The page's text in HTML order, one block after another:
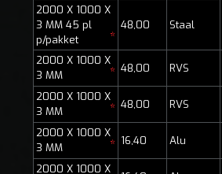
2000 X 1000 X
3 MM 45 pl
p/pakket
*
48,00 Staal
2000 X 1000 X
3 MM
* 48,00 RVS
2000 X 1000 X
3 MM
* 48,00 RVS
2000 X 1000 X
3 MM
* 16,40 Alu
2000 X 1000 X